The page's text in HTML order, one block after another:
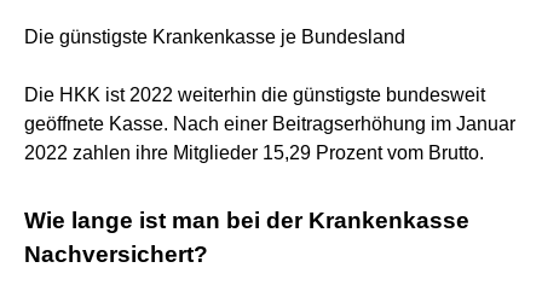
Die günstigste Krankenkasse je Bundesland
Die HKK ist 2022 weiterhin die günstigste bundesweit
geöffnete Kasse. Nach einer Beitragserhöhung im Januar
2022 zahlen ihre Mitglieder 15,29 Prozent vom Brutto.
Wie lange ist man bei der Krankenkasse
Nachversichert?